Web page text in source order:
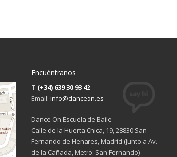
Encuéntranos
T (+34) 639 30 93 42
Email: info@danceon.es
Dance On Escuela de Baile
Calle de la Huerta Chica, 19, 28830 San
Fernando de Henares, Madrid (Junto a Av.
de la Cañada, Metro: San Fernando)